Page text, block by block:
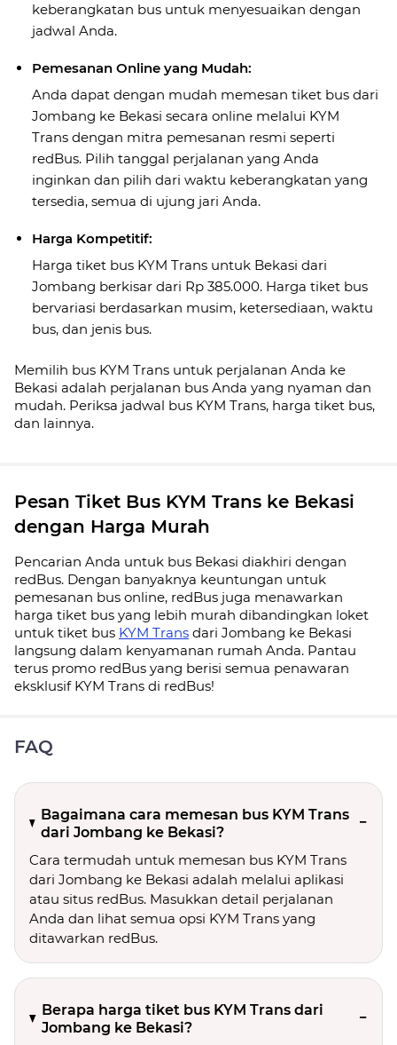
keberangkatan bus untuk menyesuaikan dengan
jadwal Anda.
Pemesanan Online yang Mudah:
Anda dapat dengan mudah memesan tiket bus dari
Jombang ke Bekasi secara online melalui KYM
Trans dengan mitra pemesanan resmi seperti
redBus. Pilih tanggal perjalanan yang Anda
inginkan dan pilih dari waktu keberangkatan yang
tersedia, semua di ujung jari Anda.
Harga Kompetitif:
Harga tiket bus KYM Trans untuk Bekasi dari
Jombang berkisar dari Rp 385.000. Harga tiket bus
bervariasi berdasarkan musim, ketersediaan, waktu
bus, dan jenis bus.
Memilih bus KYM Trans untuk perjalanan Anda ke
Bekasi adalah perjalanan bus Anda yang nyaman dan
mudah. Periksa jadwal bus KYM Trans, harga tiket bus,
dan lainnya.
Pesan Tiket Bus KYM Trans ke Bekasi
dengan Harga Murah
Pencarian Anda untuk bus Bekasi diakhiri dengan
redBus. Dengan banyaknya keuntungan untuk
pemesanan bus online, redBus juga menawarkan
harga tiket bus yang lebih murah dibandingkan loket
untuk tiket bus KYM Trans dari Jombang ke Bekasi
langsung dalam kenyamanan rumah Anda. Pantau
terus promo redBus yang berisi semua penawaran
eksklusif KYM Trans di redBus!
FAQ
Bagaimana cara memesan bus KYM Trans
dari Jombang ke Bekasi?
Cara termudah untuk memesan bus KYM Trans
dari Jombang ke Bekasi adalah melalui aplikasi
atau situs redBus. Masukkan detail perjalanan
Anda dan lihat semua opsi KYM Trans yang
ditawarkan redBus.
Berapa harga tiket bus KYM Trans dari
Jombang ke Bekasi?